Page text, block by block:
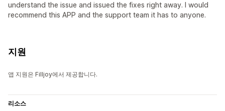
understand the issue and issued the fixes right away. I would
recommend this APP and the support team it has to anyone.
지원
앱 지원은 Filljoy에서 제공합니다.
리소스